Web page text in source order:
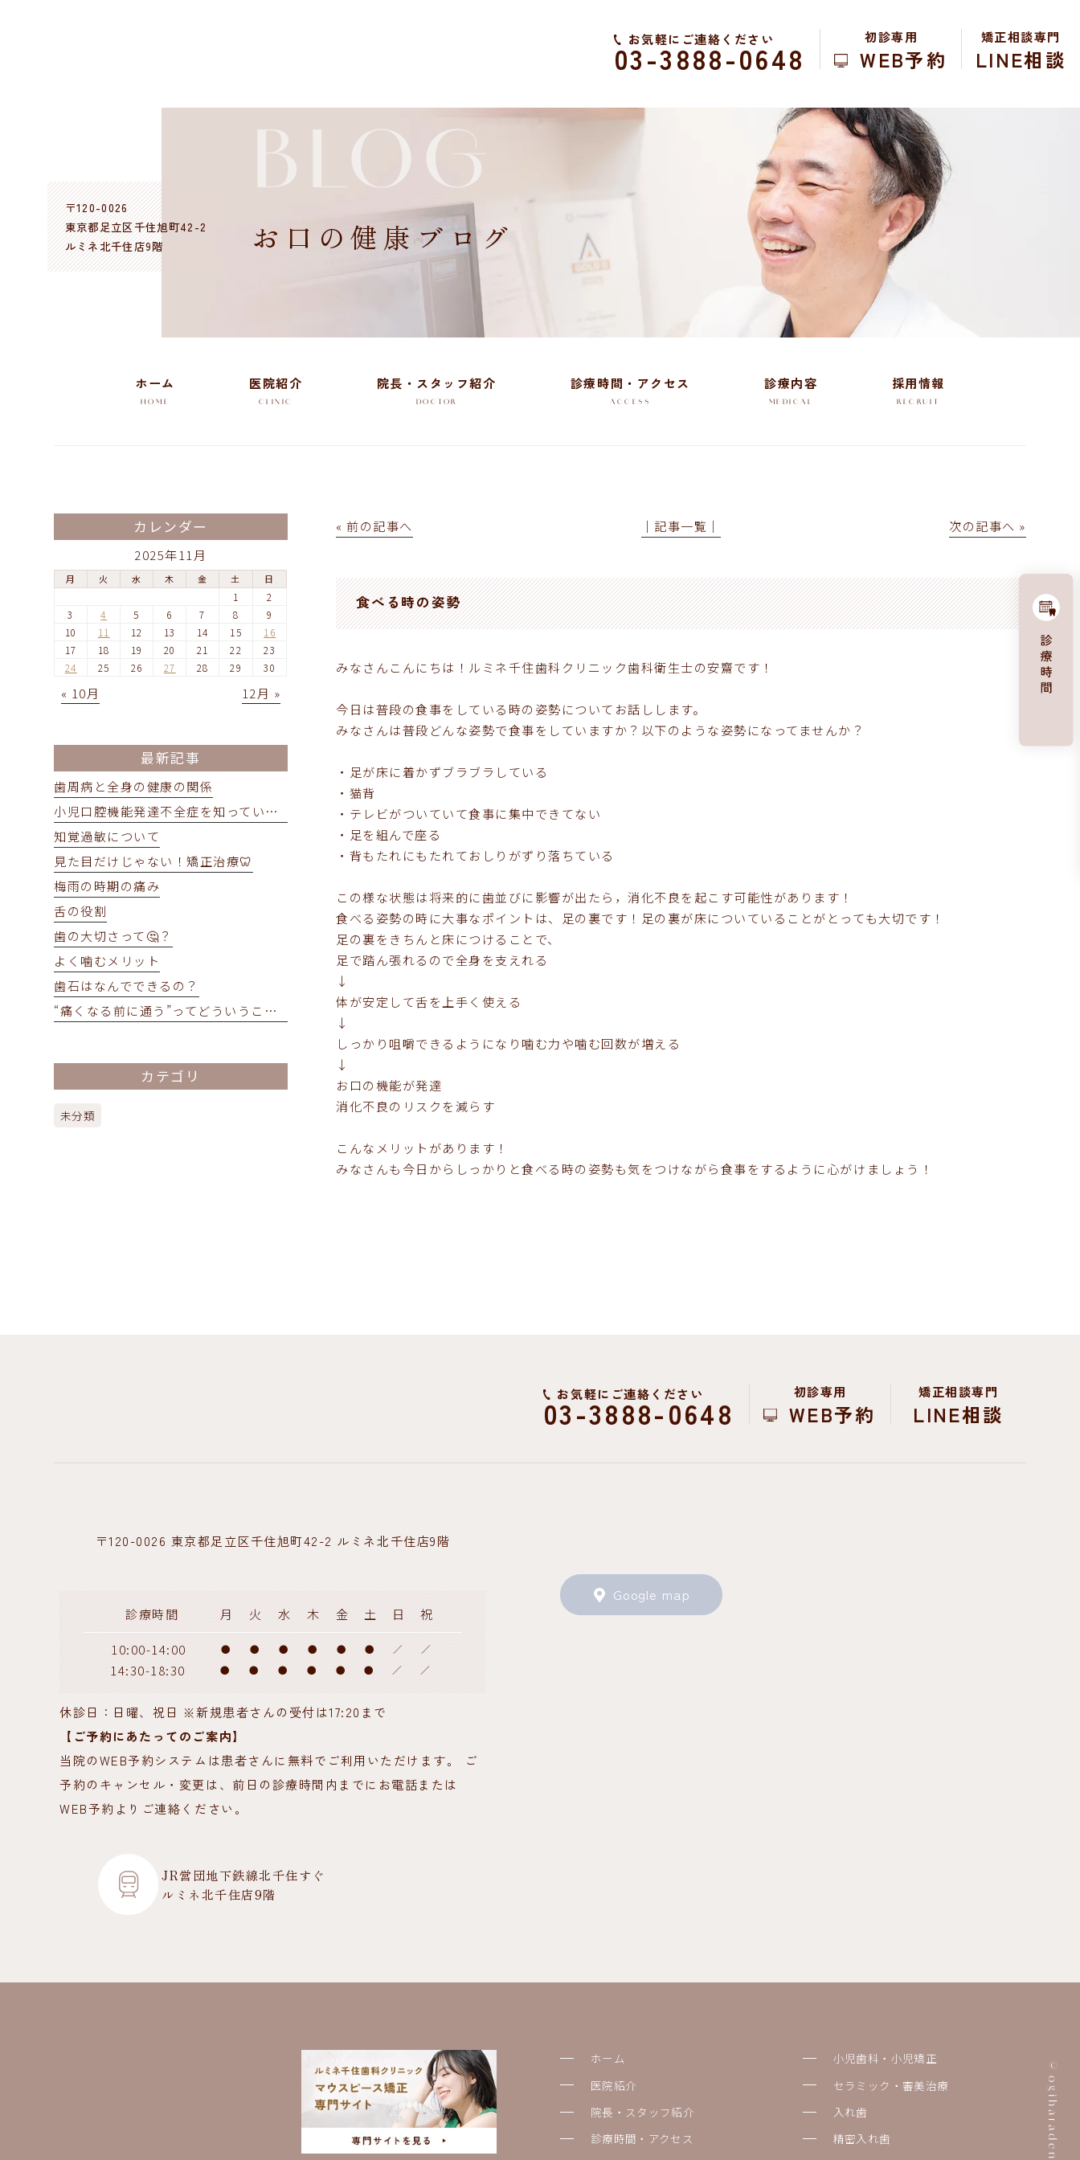
〒120-0026
東京都足立区千住旭町42-2
ルミネ北千住店9階
お気軽にご連絡ください
03-3888-0648
初診専用
WEB予約
矯正相談専門
LINE相談
BLOG
お口の健康ブログ
ホーム
HOME
医院紹介
CLINIC
院長・スタッフ紹介
DOCTOR
診療時間・アクセス
ACCESS
診療内容
MEDICAL
採用情報
RECRUIT
« 前の記事へ │記事一覧│ 次の記事へ »
食べる時の姿勢
みなさんこんにちは！ルミネ千住歯科クリニック歯科衛生士の安齋です！
今日は普段の食事をしている時の姿勢についてお話しします。
みなさんは普段どんな姿勢で食事をしていますか？以下のような姿勢になってませんか？
・足が床に着かずブラブラしている
・猫背
・テレビがついていて食事に集中できてない
・足を組んで座る
・背もたれにもたれておしりがずり落ちている
この様な状態は将来的に歯並びに影響が出たら，消化不良を起こす可能性があります！
食べる姿勢の時に大事なポイントは、足の裏です！足の裏が床についていることがとっても大切です！
足の裏をきちんと床につけることで、
足で踏ん張れるので全身を支えれる
↓
体が安定して舌を上手く使える
↓
しっかり咀嚼できるようになり噛む力や噛む回数が増える
↓
お口の機能が発達
消化不良のリスクを減らす
こんなメリットがあります！
みなさんも今日からしっかりと食べる時の姿勢も気をつけながら食事をするように心がけましょう！
カレンダー
2025年11月
月 火 水 木 金 土 日
1
2
3
4 5 6 7 8
9
10
11 12 13 14 15
16
17
18 19 20 21 22
23
24
25 26 27 28 29 30
« 10月 12月 »
最新記事
歯周病と全身の健康の関係
小児口腔機能発達不全症を知っていますか？
知覚過敏について
見た目だけじゃない！矯正治療🦷
梅雨の時期の痛み
舌の役割
歯の大切さって🤔？
よく噛むメリット
歯石はなんでできるの？
“痛くなる前に通う”ってどういうこと？
カテゴリ
未分類
お気軽にご連絡ください
03-3888-0648
初診専用
WEB予約
矯正相談専門
LINE相談
〒120-0026 東京都足立区千住旭町42-2 ルミネ北千住店9階
診療時間 月 火 水 木 金 土 日
祝
10:00-14:00
● ● ● ● ● ● ／ ／
14:30-18:30 ● ● ● ● ● ● ／ ／
休診日：日曜、祝日 ※新規患者さんの受付は17:20まで
【ご予約にあたってのご案内】
当院のWEB予約システムは患者さんに無料でご利用いただけます。 ご
予約のキャンセル・変更は、前日の診療時間内までにお電話または
WEB予約よりご連絡ください。
JR営団地下鉄線北千住すぐ
ルミネ北千住店9階
Google map
ホーム
医院紹介
院長・スタッフ紹介
診療時間・アクセス
小児歯科・小児矯正
セラミック・審美治療
入れ歯
精密入れ歯